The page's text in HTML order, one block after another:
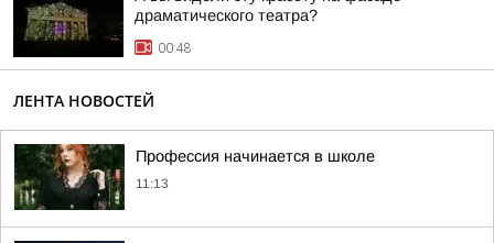
драматического театра?
00:48
ЛЕНТА НОВОСТЕЙ
Профессия начинается в школе
11:13